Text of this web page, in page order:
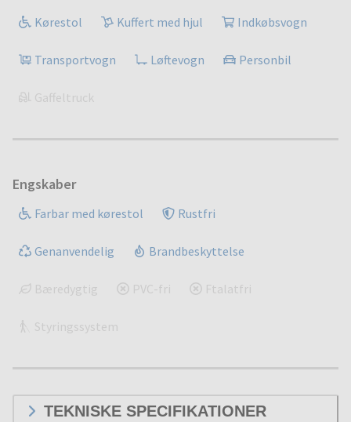
Kørestol Kuffert med hjul Indkøbsvogn
Transportvogn Løftevogn Personbil
Gaffeltruck
Engskaber
Farbar med kørestol Rustfri
Genanvendelig Brandbeskyttelse
Bæredygtig PVC-fri Ftalatfri
Styringssystem
TEKNISKE SPECIFIKATIONER